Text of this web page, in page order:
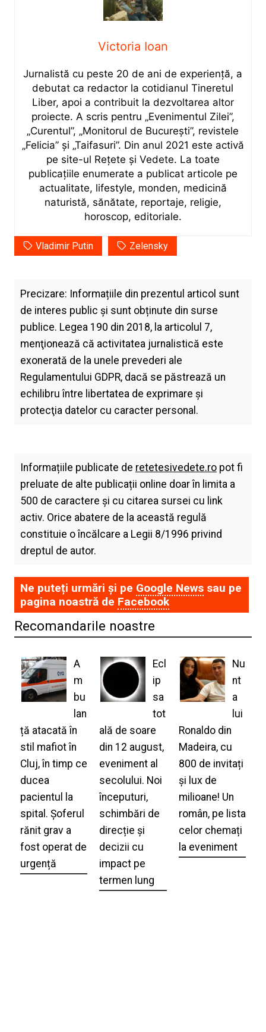
Victoria Ioan
Jurnalistă cu peste 20 de ani de experiență, a
debutat ca redactor la cotidianul Tineretul
Liber, apoi a contribuit la dezvoltarea altor
proiecte. A scris pentru „Evenimentul Zilei”,
„Curentul”, „Monitorul de București”, revistele
„Felicia” și „Taifasuri”. Din anul 2021 este activă
pe site-ul Rețete și Vedete. La toate
publicațiile enumerate a publicat articole pe
actualitate, lifestyle, monden, medicină
naturistă, sănătate, reportaje, religie,
horoscop, editoriale.
Vladimir Putin Zelensky
Precizare: Informațiile din prezentul articol sunt
de interes public și sunt obținute din surse
publice. Legea 190 din 2018, la articolul 7,
menţionează că activitatea jurnalistică este
exonerată de la unele prevederi ale
Regulamentului GDPR, dacă se păstrează un
echilibru între libertatea de exprimare şi
protecţia datelor cu caracter personal.
Informațiile publicate de retetesivedete.ropot fi
preluate de alte publicații online doar în limita a
500 de caractere și cu citarea sursei cu link
activ. Orice abatere de la această regulă
constituie o încălcare a Legii 8/1996 privind
dreptul de autor.
Ne puteți urmări și pe Google Newssau pe
pagina noastră de Facebook
Recomandarile noastre
A
m
bu
lan
ță atacată în
stil mafiot în
Cluj, în timp ce
ducea
pacientul la
spital. Șoferul
rănit grav a
fost operat de
urgență
Ecl
ip
sa
tot
ală de soare
din 12 august,
eveniment al
secolului. Noi
începuturi,
schimbări de
direcție și
decizii cu
impact pe
termen lung
Nu
nt
a
lui
Ronaldo din
Madeira, cu
800 de invitați
și lux de
milioane! Un
român, pe lista
celor chemați
la eveniment